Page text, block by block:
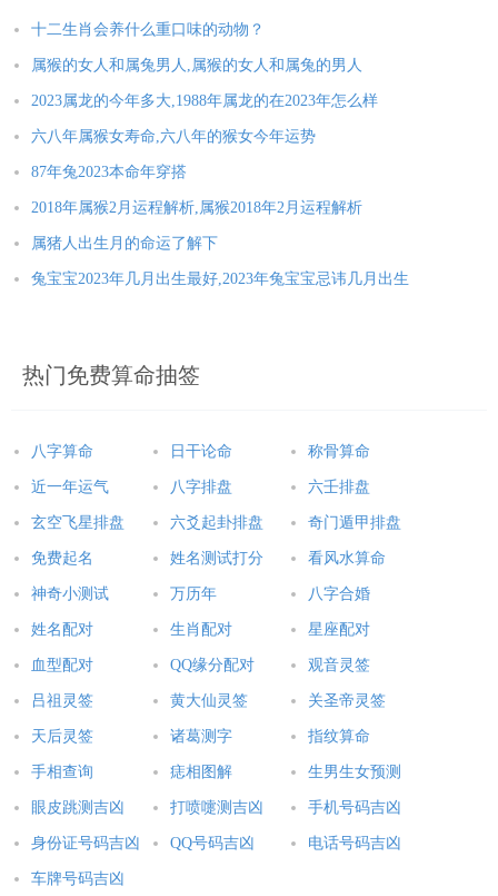
属猴人2025年全年运势详解 属鸡人2025年全年运势详解
本文： 属猴男和属猴女的婚配怎样,属猴男和属猴女的婚姻
十二生肖会养什么重口味的动物？
属猴的女人和属兔男人,属猴的女人和属兔的男人
2023属龙的今年多大,1988年属龙的在2023年怎么样
六八年属猴女寿命,六八年的猴女今年运势
87年兔2023本命年穿搭
2018年属猴2月运程解析,属猴2018年2月运程解析
属猪人出生月的命运了解下
兔宝宝2023年几月出生最好,2023年兔宝宝忌讳几月出生
热门免费算命抽签
八字算命 日干论命 称骨算命
近一年运气 八字排盘 六壬排盘
玄空飞星排盘 六爻起卦排盘 奇门遁甲排盘
免费起名 姓名测试打分 看风水算命
神奇小测试 万历年 八字合婚
姓名配对 生肖配对 星座配对
血型配对 QQ缘分配对 观音灵签
吕祖灵签 黄大仙灵签 关圣帝灵签
天后灵签 诸葛测字 指纹算命
手相查询 痣相图解 生男生女预测
眼皮跳测吉凶 打喷嚏测吉凶 手机号码吉凶
身份证号码吉凶 QQ号码吉凶 电话号码吉凶
车牌号码吉凶